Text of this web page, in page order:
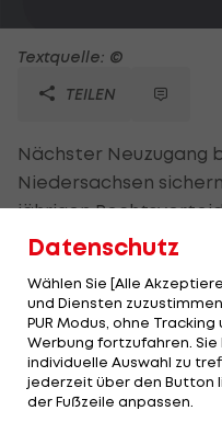
Textquelle: ©
TEILEN
Nächster Neuzugang
Niedersachsen
jährigen
Lemos. Der
bekannt. Für den
Nationalspieler ist es
Fagner spielte 2007/
beim PSV Eindhoven.
über die
Datenschutz
Wählen Sie [Alle
und Diensten
PUR Modus, ohne
Werbung fortzufahren.
individuelle Auswahl zu
jederzeit über den Button
der Fußzeile anpassen.